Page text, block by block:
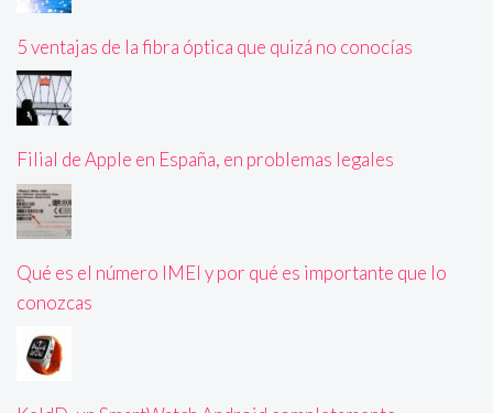
5 ventajas de la fibra óptica que quizá no conocías
Filial de Apple en España, en problemas legales
Qué es el número IMEI y por qué es importante que lo
conozcas